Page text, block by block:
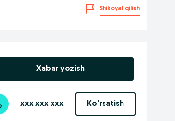
Shikoyat qilish
Xabar yozish
xxx xxx xxx Ko'rsatish